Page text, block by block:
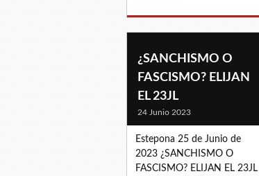
¿SANCHISMO O
FASCISMO? ELIJAN
EL 23JL
24 Junio 2023
Estepona 25 de Junio de
2023 ¿SANCHISMO O
FASCISMO? ELIJAN EL 23JL